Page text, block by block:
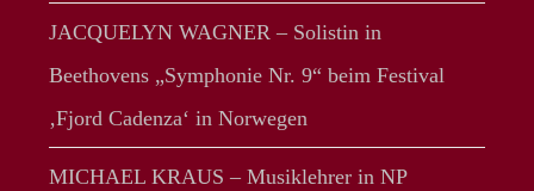
JACQUELYN WAGNER – Solistin in
Beethovens „Symphonie Nr. 9“ beim Festival
‚Fjord Cadenza‘ in Norwegen
MICHAEL KRAUS – Musiklehrer in NP